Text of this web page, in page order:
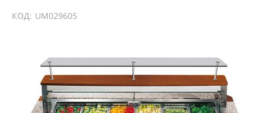
КОД: UM029605